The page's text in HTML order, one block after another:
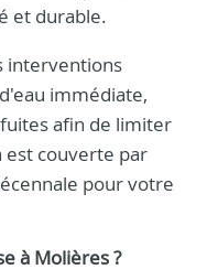
et durable.
interventions
immédiate,
afin de limiter
est couverte par
pour votre
à Molières ?